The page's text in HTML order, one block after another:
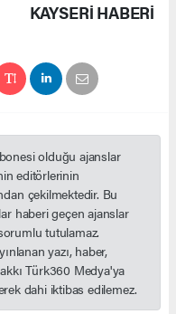
KAYSERI HABERİ
olduğu ajanslar
editörlerinin
çekilmektedir. Bu
haberi geçen ajanslar
tutulamaz.
yazı, haber,
Türk360 Medya'ya
dahi iktibas edilemez.